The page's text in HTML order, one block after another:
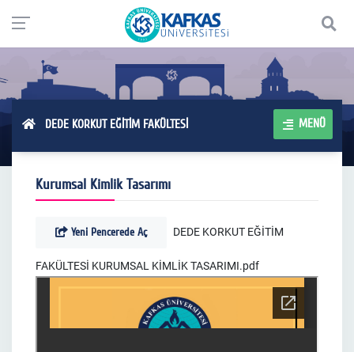
DEDE KORKUT EĞİTİM FAKÜLTESİ MENÜ
Kurumsal Kimlik Tasarımı
Yeni Pencerede Aç DEDE KORKUT EĞİTİM
FAKÜLTESİ KURUMSAL KİMLİK TASARIMI.pdf